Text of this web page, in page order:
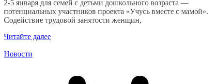
2-5 января для семей с детьми дошкольного возраста —
потенциальных участников проекта «Учусь вместе с мамой».
Содействие трудовой занятости женщин,
Читайте далее
Новости